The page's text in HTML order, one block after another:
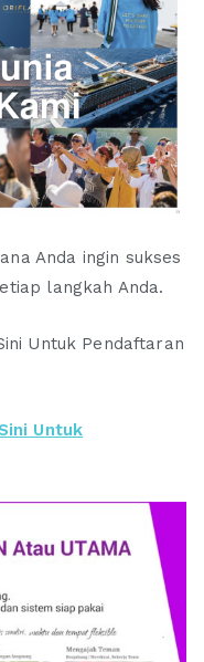
Anda ingin sukses
langkah Anda.
Untuk Pendaftaran
Untuk